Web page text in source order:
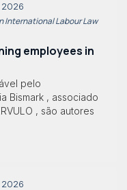
International Labour Law
employees in
pelo
Bismark , associado
, são autores